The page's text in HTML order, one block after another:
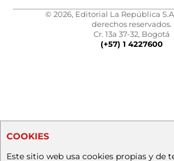
© 2026, Editorial La República
derechos reservados.
Cr. 13a 37-32, Bogotá
(+57) 1 4227600
COOKIES
Este sitio web usa cookies propias y de